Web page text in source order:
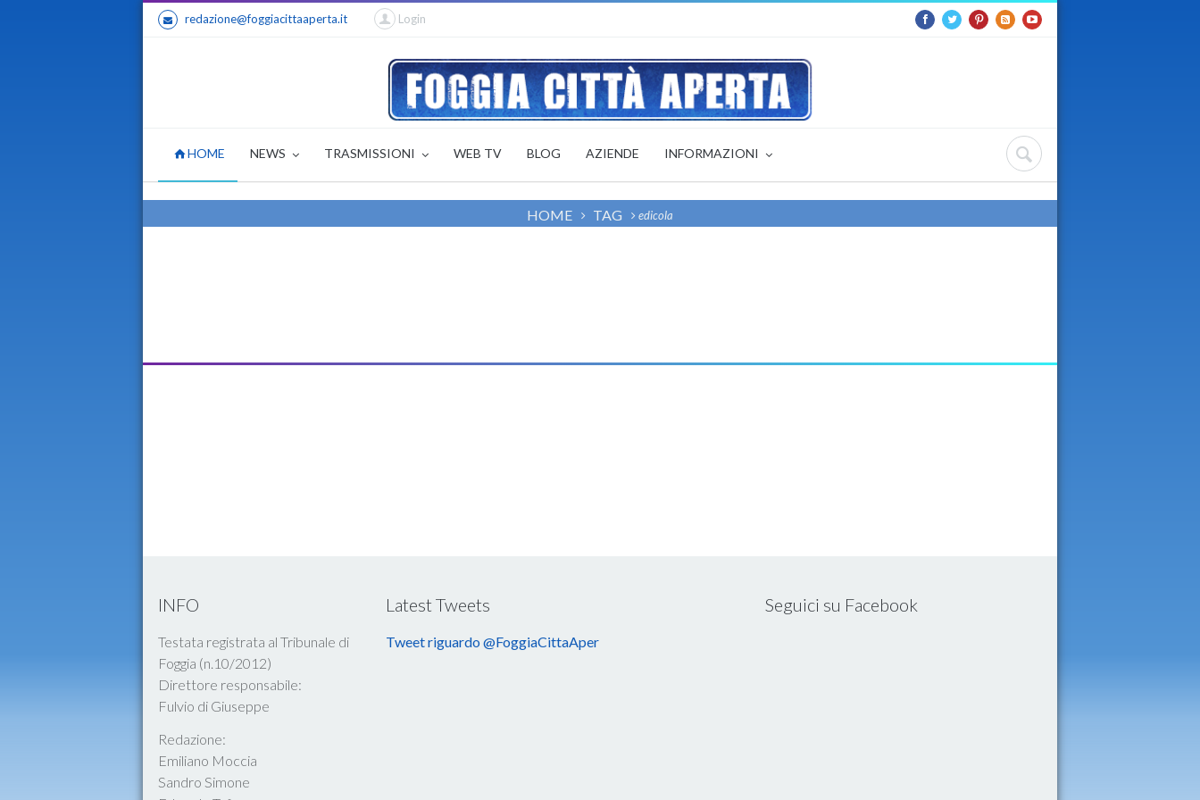
redazione@foggiacittaaperta.it Login
HOME NEWS TRASMISSIONI WEB TV BLOG AZIENDE INFORMAZIONI
HOME TAG edicola
INFO
Testata registrata al Tribunale di
Foggia (n.10/2012)
Direttore responsabile:
Fulvio di Giuseppe
Redazione:
Emiliano Moccia
Sandro Simone
Latest Tweets
Tweet riguardo @FoggiaCittaAper
Seguici su Facebook